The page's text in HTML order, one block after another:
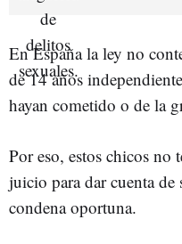
En España la ley no
de 14 años
hayan cometido o de la
Por eso, estos chicos no
juicio para dar cuenta de
condena oportuna.